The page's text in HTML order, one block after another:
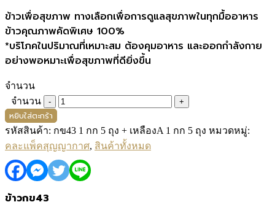
ข้าวเพื่อสุขภาพ ทางเลือกเพื่อการดูแลสุขภาพในทุกมื้ออาหาร
ข้าวคุณภาพคัดพิเศษ 100%
*บริโภคในปริมาณที่เหมาะสม ต้องคุมอาหาร และออกกำลังกาย
อย่างพอหมาะเพื่อสุขภาพที่ดียิ่งขึ้น
จำนวน
จำนวน
หยิบใส่ตะกร้า
รหัสสินค้า: กข43 1 กก 5 ถุง + เหลืองA 1 กก 5 ถุง หมวดหมู่:
คละแพ็คสุญญากาศ, สินค้าทั้งหมด
ข้าวกข43